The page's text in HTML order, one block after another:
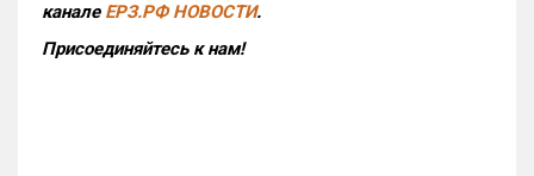
канале ЕРЗ.РФ НОВОСТИ.
Присоединяйтесь к нам!